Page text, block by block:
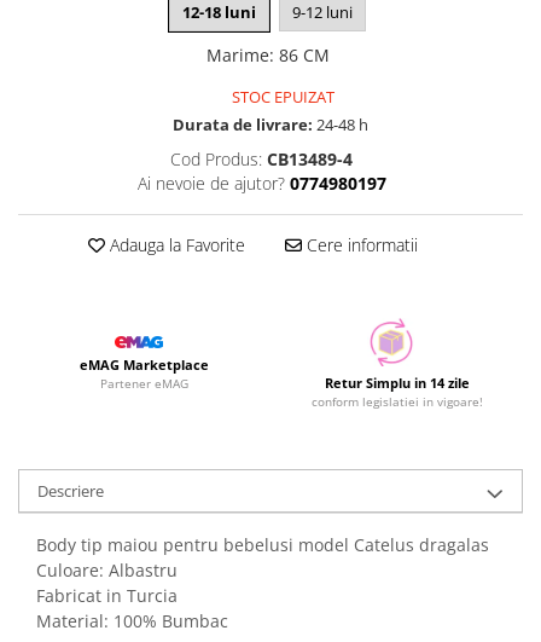
12-18 luni 9-12 luni
Marime: 86 CM
STOC EPUIZAT
Durata de livrare: 24-48 h
Cod Produs: CB13489-4
Ai nevoie de ajutor? 0774980197
Adauga la Favorite Cere informatii
eMAG Marketplace
Partener eMAG Retur Simplu in 14 zile
conform legislatiei in vigoare!
Descriere
Body tip maiou pentru bebelusi model Catelus dragalas
Culoare: Albastru
Fabricat in Turcia
Material: 100% Bumbac